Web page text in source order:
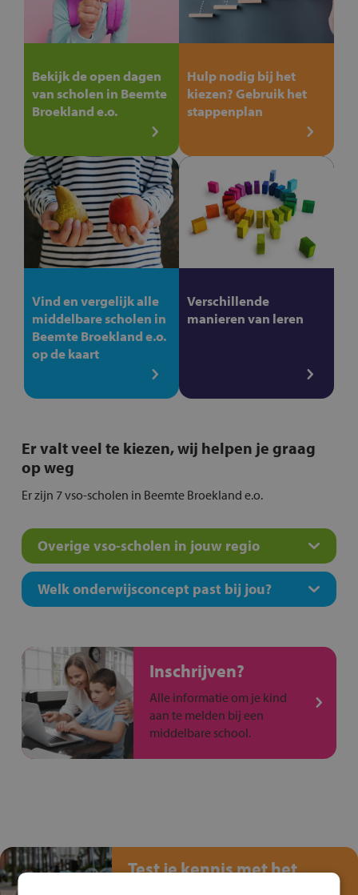
Bekijk de open dagen
van scholen in Beemte
Broekland e.o.
Hulp nodig bij het
kiezen? Gebruik het
stappenplan
Vind en vergelijk alle
middelbare scholen in
Beemte Broekland e.o.
op de kaart
Verschillende
manieren van leren
Er valt veel te kiezen, wij helpen je graag
op weg
Er zijn 7 vso-scholen in Beemte Broekland e.o.
Overige vso-scholen in jouw regio
Welk onderwijsconcept past bij jou?
Inschrijven?
Alle informatie om je kind
aan te melden bij een
middelbare school.
Test je kennis met het